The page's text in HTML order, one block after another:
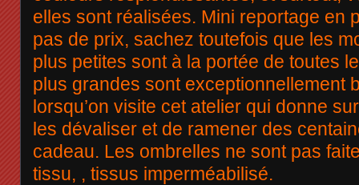
elles sont réalisées. Mini reportage en
pas de prix, sachez toutefois que les
plus petites sont à la portée de toutes
plus grandes sont exceptionnellement
lorsqu’on visite cet atelier qui donne
les dévaliser et de ramener des
cadeau. Les ombrelles ne sont pas
tissu, , tissus imperméabilisé.